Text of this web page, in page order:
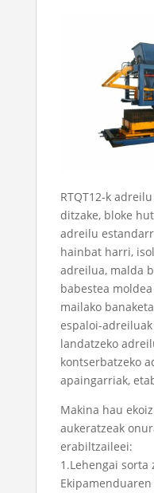
RTQT12-k
ditzake, bloke
adreilu
hainbat harri,
adreilua, malda
babestea
mailako
espaloi-
landatzeko
kontserbatzeko
apaingarriak,
Makina hau
aukeratzeak
erabiltzaileei:
1.Lehengai sorta